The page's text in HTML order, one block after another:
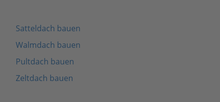
Satteldach bauen
Walmdach bauen
Pultdach bauen
Zeltdach bauen